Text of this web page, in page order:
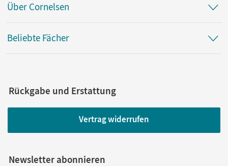
Über Cornelsen
Beliebte Fächer
Rückgabe und Erstattung
Vertrag widerrufen
Newsletter abonnieren